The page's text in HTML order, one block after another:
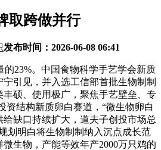
取跨做并行
发布时间： 2026-06-08 06:41
23%。中国食物科学手艺学会新质
引见，并入选工信部首批生物制制
硕、使用极广，聚焦手艺壁垒、专
资结构新质卵白赛道，“微生物卵白
缺口持续扩大，道夫子创投市场总
划明白将生物制制纳入沉点成长范
生物，产能等效年产2000万只鸡的